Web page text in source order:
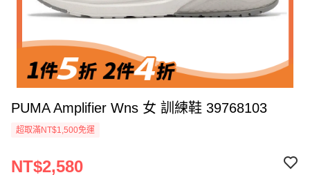
PUMA Amplifier Wns 女 訓練鞋 39768103
超取滿NT$1,500免運
NT$2,580